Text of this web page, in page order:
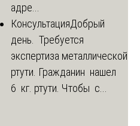
адре...
КонсультацияДобрый
день. Требуется
экспертиза металлической
ртути. Гражданин нашел
6 кг. ртути. Чтобы с...